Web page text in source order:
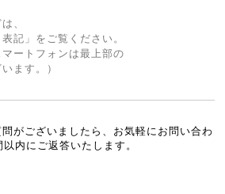
、
記」をご覧ください。
マートフォンは最上部の
ます。）
がございましたら、お気軽にお問い合わ
内にご返答いたします。